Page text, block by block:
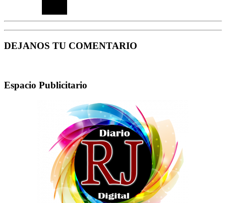
DEJANOS TU COMENTARIO
Espacio Publicitario